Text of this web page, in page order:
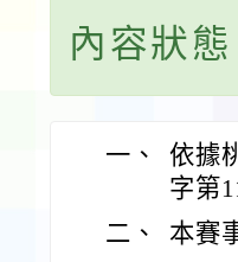
內容狀
一、
依據
字第
二、
本賽